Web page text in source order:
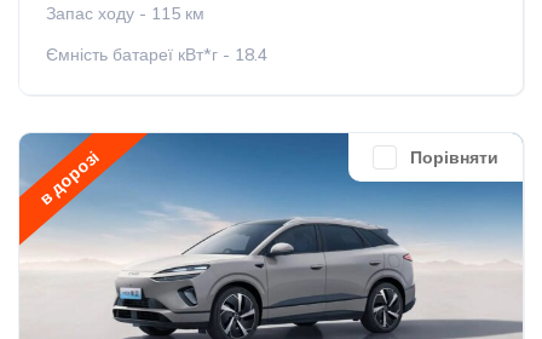
Запас ходу - 115 км
Ємність батареї кВт*г - 18.4
Порівняти
в дорозі